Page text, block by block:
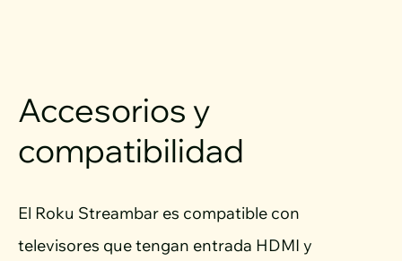
Accesorios y
compatibilidad
El Roku Streambar es compatible con
televisores que tengan entrada HDMI y